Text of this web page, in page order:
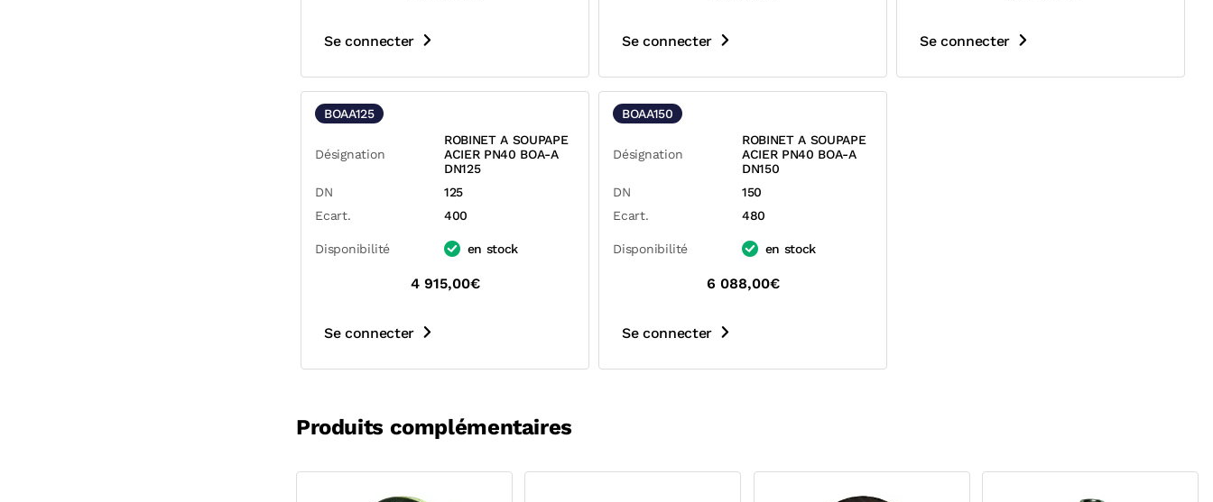
Se connecter Se connecter Se connecter
BOAA125
Désignation
ROBINET A SOUPAPE
ACIER PN40 BOA-A
DN125
DN
125
Ecart.
400
Disponibilité en stock
4 915,00€
Se connecter
BOAA150
Désignation
ROBINET A SOUPAPE
ACIER PN40 BOA-A
DN150
DN
150
Ecart.
480
Disponibilité en stock
6 088,00€
Se connecter
Produits complémentaires